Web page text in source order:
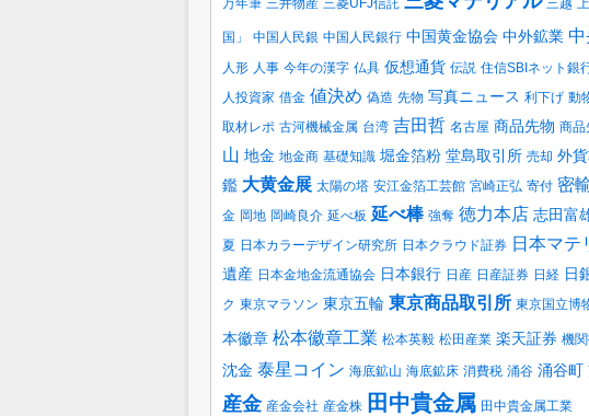
万年筆 三井物産 三菱UFJ信託 三越
国」 中国人民銀 中国人民銀行 中国黄金協会 中外鉱業 中
人形 人事 今年の漢字 仏具 仮想通貨 伝説 住信SBIネット銀
人投資家 借金 値決め 偽造 先物 写真ニュース 利下げ 動
取材レポ 古河機械金属 台湾 吉田哲 名古屋 商品先物 商品
山 地金 地金商 基礎知識 堀金箔粉 堂島取引所 売却 外
鑑 大黄金展 太陽の塔 安江金箔工芸館 宮崎正弘 寄付 密
金 岡地 岡崎良介 延べ板 延べ棒 強奪 徳力本店 志田富
夏 日本カラーデザイン研究所 日本クラウド証券 日本マテ
遺産 日本金地金流通協会 日本銀行 日産 日産証券 日経 日
ク 東京マラソン 東京五輪 東京商品取引所 東京国立博
本徽章 松本徽章工業 松本英毅 松田産業 楽天証券 機
沈金 泰星コイン 海底鉱山 海底鉱床 消費税 涌谷 涌谷町
産金 産金会社 産金株 田中貴金属 田中貴金属工業